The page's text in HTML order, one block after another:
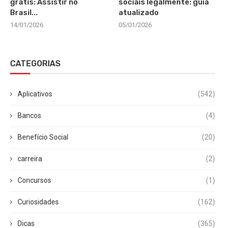
grátis: Assistir no
Brasil...
14/01/2026
sociais legalmente: guia
atualizado
05/01/2026
CATEGORIAS
Aplicativos (542)
Bancos (4)
Benefício Social (20)
carreira (2)
Concursos (1)
Curiosidades (162)
Dicas (365)